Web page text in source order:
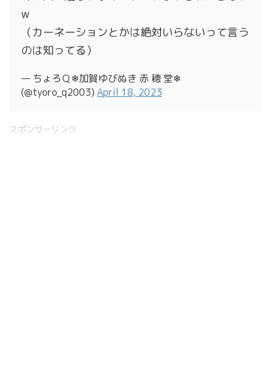
w
（カーネーションとかは絶対いらないって言う
のは知ってる）
— ちょろＱ❄︎加賀ゆびぬき 赤 穂 堂❄︎
(@tyoro_q2003) April 18, 2023
スポンサーリンク